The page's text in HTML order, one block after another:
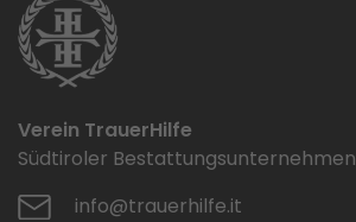
Verein TrauerHilfe
Südtiroler Bestattungsunternehmen
info@trauerhilfe.it